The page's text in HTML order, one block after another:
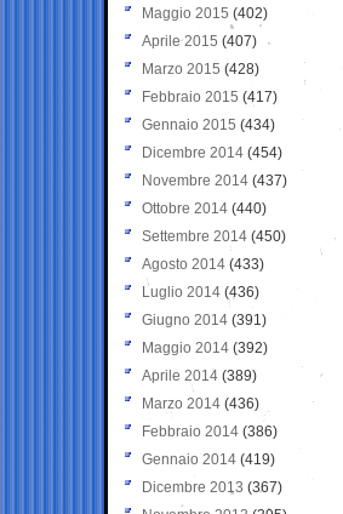
Maggio 2015 (402)
Aprile 2015 (407)
Marzo 2015 (428)
Febbraio 2015 (417)
Gennaio 2015 (434)
Dicembre 2014 (454)
Novembre 2014 (437)
Ottobre 2014 (440)
Settembre 2014 (450)
Agosto 2014 (433)
Luglio 2014 (436)
Giugno 2014 (391)
Maggio 2014 (392)
Aprile 2014 (389)
Marzo 2014 (436)
Febbraio 2014 (386)
Gennaio 2014 (419)
Dicembre 2013 (367)